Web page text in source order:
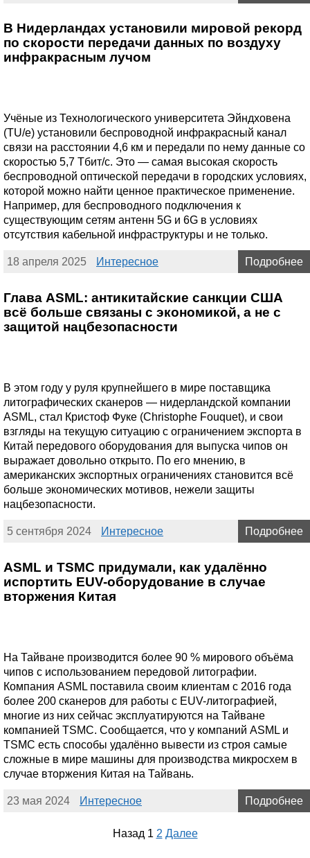
В Нидерландах установили мировой рекорд
по скорости передачи данных по воздуху
инфракрасным лучом
Учёные из Технологического университета Эйндховена
(TU/e) установили беспроводной инфракрасный канал
связи на расстоянии 4,6 км и передали по нему данные со
скоростью 5,7 Тбит/с. Это — самая высокая скорость
беспроводной оптической передачи в городских условиях,
которой можно найти ценное практическое применение.
Например, для беспроводного подключения к
существующим сетям антенн 5G и 6G в условиях
отсутствия кабельной инфраструктуры и не только.
18 апреля 2025 Интересное Подробнее
Глава ASML: антикитайские санкции США
всё больше связаны с экономикой, а не с
защитой нацбезопасности
В этом году у руля крупнейшего в мире поставщика
литографических сканеров — нидерландской компании
ASML, стал Кристоф Фуке (Christophe Fouquet), и свои
взгляды на текущую ситуацию с ограничением экспорта в
Китай передового оборудования для выпуска чипов он
выражает довольно открыто. По его мнению, в
американских экспортных ограничениях становится всё
больше экономических мотивов, нежели защиты
нацбезопасности.
5 сентября 2024 Интересное Подробнее
ASML и TSMC придумали, как удалённо
испортить EUV-оборудование в случае
вторжения Китая
На Тайване производится более 90 % мирового объёма
чипов с использованием передовой литографии.
Компания ASML поставила своим клиентам с 2016 года
более 200 сканеров для работы с EUV-литографией,
многие из них сейчас эксплуатируются на Тайване
компанией TSMC. Сообщается, что у компаний ASML и
TSMC есть способы удалённо вывести из строя самые
сложные в мире машины для производства микросхем в
случае вторжения Китая на Тайвань.
23 мая 2024 Интересное Подробнее
Назад 1 2 Далее